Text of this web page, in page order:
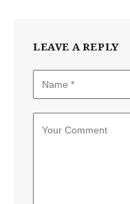
LEAVE A REPLY